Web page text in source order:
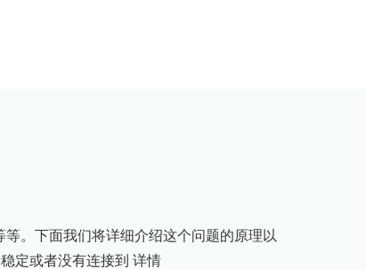
。下面我们将详细介绍这个问题的原理以
定或者没有连接到 详情